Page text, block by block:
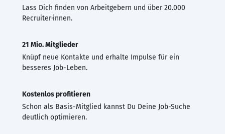
Lass Dich finden von Arbeitgebern und über 20.000
Recruiter·innen.
21 Mio. Mitglieder
Knüpf neue Kontakte und erhalte Impulse für ein
besseres Job-Leben.
Kostenlos profitieren
Schon als Basis-Mitglied kannst Du Deine Job-Suche
deutlich optimieren.